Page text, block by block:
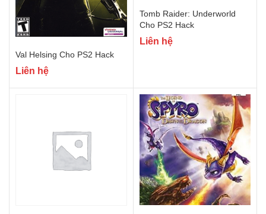
Val Helsing Cho PS2 Hack
Liên hệ
Tomb Raider: Underworld
Cho PS2 Hack
Liên hệ